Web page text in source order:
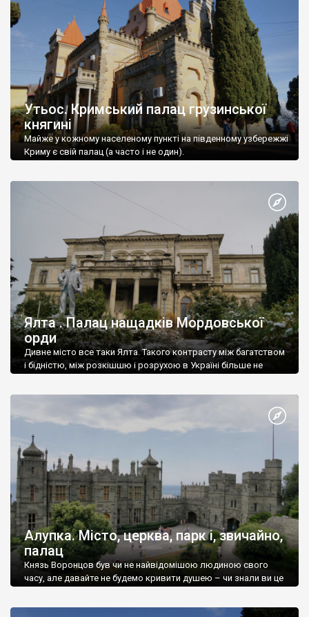
Утьос. Кримський палац грузинської
княгині
Майже у кожному населеному пункті на південному узбережжі
Криму є свій палац (а часто і не один).
Ялта . Палац нащадків Мордовської
орди
Дивне місто все таки Ялта. Такого контрасту між багатством
і бідністю, між розкішшю і розрухою в Україні більше не
Алупка. Місто, церква, парк і, звичайно,
палац
Князь Воронцов був чи не найвідомішою людиною свого
часу, але давайте не будемо кривити душею – чи знали ви це